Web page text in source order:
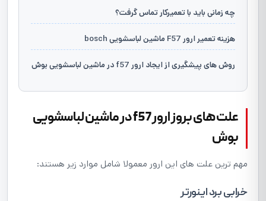
چه زمانی باید با تعمیرکار تماس گرفت؟
هزینه تعمیر ارور F57 ماشین لباسشویی bosch
روش های پیشگیری از ایجاد ارور f57 در ماشین لباسشویی بوش
علت های بروز ارور f57 در ماشین لباسشویی
بوش
مهم ترین علت های این ارور معمولا شامل موارد زیر هستند:
خرابی برد اینورتر